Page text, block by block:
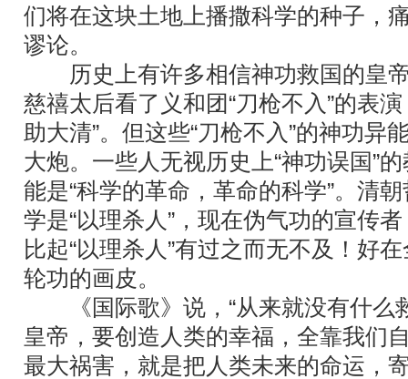
们将在这块土地上播撒科学的种子，
谬论。
历史上有许多相信神功救国的皇帝
慈禧太后看了义和团“刀枪不入”的表
助大清”。但这些“刀枪不入”的神功异
大炮。一些人无视历史上“神功误国”
能是“科学的革命，革命的科学”。清
学是“以理杀人”，现在伪气功的宣传
比起“以理杀人”有过之而无不及！好
轮功的画皮。
《国际歌》说，“从来就没有什么
皇帝，要创造人类的幸福，全靠我们
最大祸害，就是把人类未来的命运，